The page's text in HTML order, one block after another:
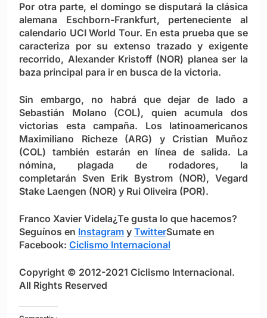
Por otra parte, el domingo se disputará la clásica
alemana Eschborn-Frankfurt, perteneciente al
calendario UCI World Tour. En esta prueba que se
caracteriza por su extenso trazado y exigente
recorrido, Alexander Kristoff (NOR) planea ser la
baza principal para ir en busca de la victoria.
Sin embargo, no habrá que dejar de lado a
Sebastián Molano (COL), quien acumula dos
victorias esta campaña. Los latinoamericanos
Maximiliano Richeze (ARG) y Cristian Muñoz
(COL) también estarán en línea de salida. La
nómina, plagada de rodadores, la
completarán Sven Erik Bystrom (NOR), Vegard
Stake Laengen (NOR) y Rui Oliveira (POR).
Franco Xavier Videla¿Te gusta lo que hacemos?
Seguínos en Instagram y TwitterSumate en
Facebook: Ciclismo Internacional
Copyright © 2012-2021 Ciclismo Internacional.
All Rights Reserved